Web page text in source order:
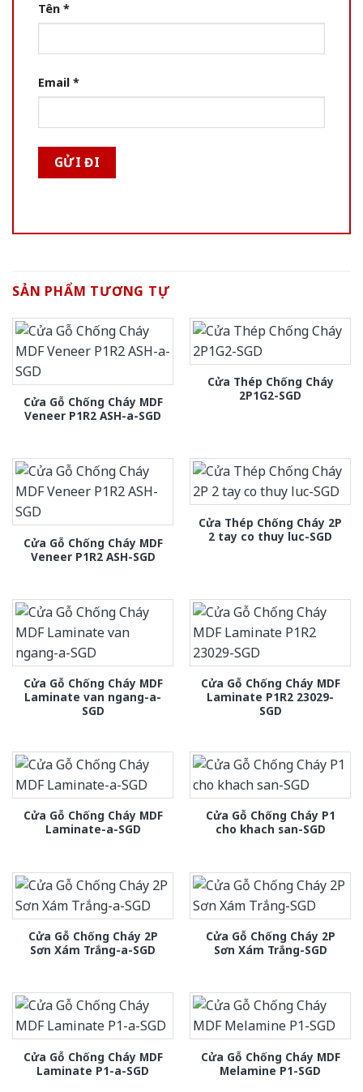
Tên *
Email *
SẢN PHẨM TƯƠNG TỰ
Cửa Gỗ Chống Cháy MDF
Veneer P1R2 ASH-a-SGD
Cửa Thép Chống Cháy
2P1G2-SGD
Cửa Gỗ Chống Cháy MDF
Veneer P1R2 ASH-SGD
Cửa Thép Chống Cháy 2P
2 tay co thuy luc-SGD
Cửa Gỗ Chống Cháy MDF
Laminate van ngang-a-
SGD
Cửa Gỗ Chống Cháy MDF
Laminate P1R2 23029-
SGD
Cửa Gỗ Chống Cháy MDF
Laminate-a-SGD
Cửa Gỗ Chống Cháy P1
cho khach san-SGD
Cửa Gỗ Chống Cháy 2P
Sơn Xám Trắng-a-SGD
Cửa Gỗ Chống Cháy 2P
Sơn Xám Trắng-SGD
Cửa Gỗ Chống Cháy MDF
Laminate P1-a-SGD
Cửa Gỗ Chống Cháy MDF
Melamine P1-SGD